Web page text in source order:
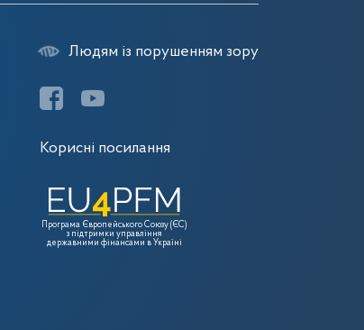
Людям із порушенням зору
Корисні посилання
Програма Європейського Союзу (ЄС)
з підтримки управління
державними фінансами в Україні